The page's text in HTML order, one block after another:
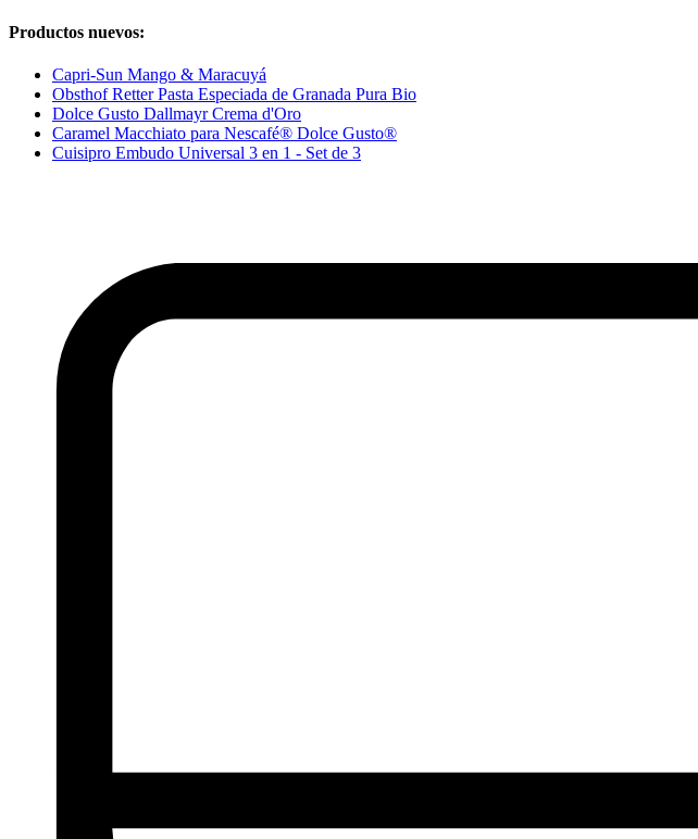
Productos nuevos:
Capri-Sun Mango & Maracuyá
Obsthof Retter Pasta Especiada de Granada Pura Bio
Dolce Gusto Dallmayr Crema d'Oro
Caramel Macchiato para Nescafé® Dolce Gusto®
Cuisipro Embudo Universal 3 en 1 - Set de 3